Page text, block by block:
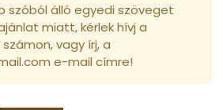
szóból álló egyedi szöveget
miatt, kérlek hívj a
vagy írj, a
e-mail címre!